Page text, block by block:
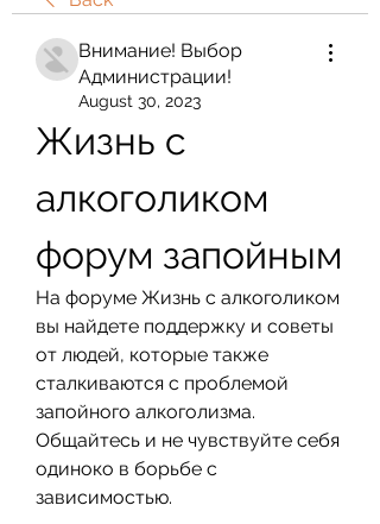
Внимание! Выбор
Администрации!
August 30, 2023
Жизнь с
алкоголиком
форум запойным
На форуме Жизнь с алкоголиком
вы найдете поддержку и советы
от людей, которые также
сталкиваются с проблемой
запойного алкоголизма.
Общайтесь и не чувствуйте себя
одиноко в борьбе с
зависимостью.